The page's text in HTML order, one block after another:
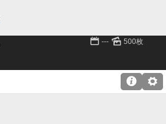
📅 --- 🌄 500枚
⚙
